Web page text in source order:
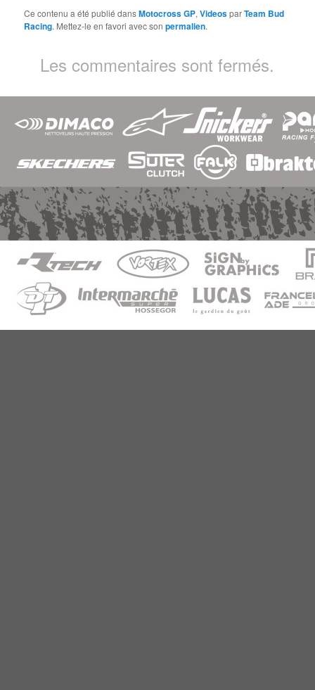
Ce contenu a été publié dansMotocross GP,VideosparTeam Bud
Racing. Mettez-le en favori avec sonpermalien.
Les commentaires sont fermés.